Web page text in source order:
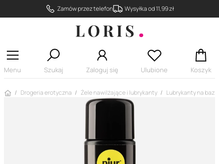
Zamów przez telefon Wysyłka od 11,99 zł
Menu Szukaj Zaloguj się Ulubione Koszyk
Strona główna
Drogeria erotyczna Żele nawilżające i lubrykanty Lubrykanty na